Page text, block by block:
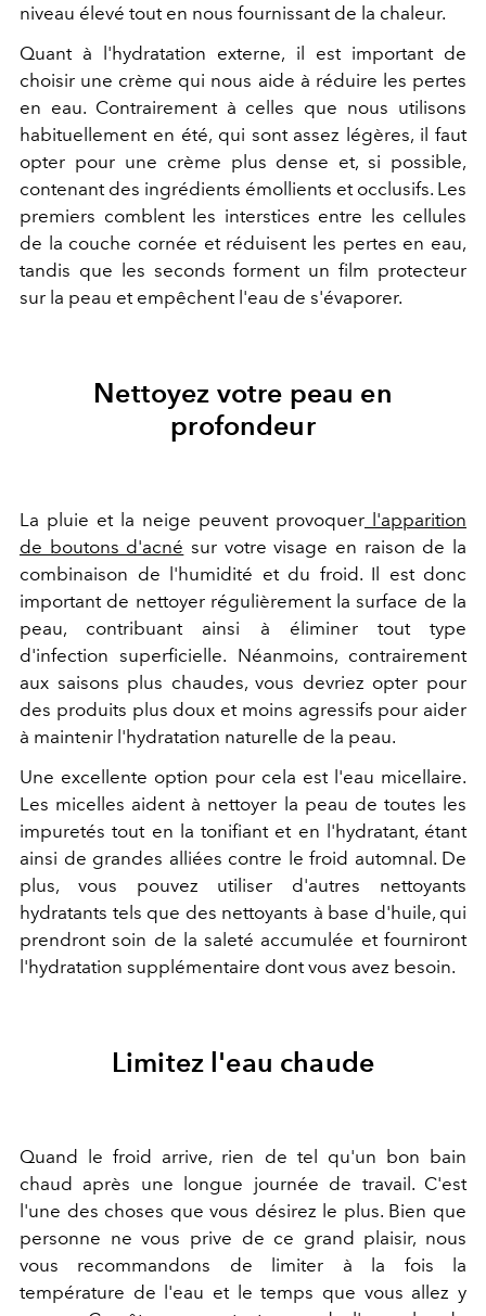
niveau élevé tout en nous fournissant de la chaleur.
Quant à l'hydratation externe, il est important de
choisir une crème qui nous aide à réduire les pertes
en eau. Contrairement à celles que nous utilisons
habituellement en été, qui sont assez légères, il faut
opter pour une crème plus dense et, si possible,
contenant des ingrédients émollients et occlusifs. Les
premiers comblent les interstices entre les cellules
de la couche cornée et réduisent les pertes en eau,
tandis que les seconds forment un film protecteur
sur la peau et empêchent l'eau de s'évaporer.
Nettoyez votre peau en
profondeur
La pluie et la neige peuvent provoquer l'apparition
de boutons d'acné sur votre visage en raison de la
combinaison de l'humidité et du froid. Il est donc
important de nettoyer régulièrement la surface de la
peau, contribuant ainsi à éliminer tout type
d'infection superficielle. Néanmoins, contrairement
aux saisons plus chaudes, vous devriez opter pour
des produits plus doux et moins agressifs pour aider
à maintenir l'hydratation naturelle de la peau.
Une excellente option pour cela est l'eau micellaire.
Les micelles aident à nettoyer la peau de toutes les
impuretés tout en la tonifiant et en l'hydratant, étant
ainsi de grandes alliées contre le froid automnal. De
plus, vous pouvez utiliser d'autres nettoyants
hydratants tels que des nettoyants à base d'huile, qui
prendront soin de la saleté accumulée et fourniront
l'hydratation supplémentaire dont vous avez besoin.
Limitez l'eau chaude
Quand le froid arrive, rien de tel qu'un bon bain
chaud après une longue journée de travail. C'est
l'une des choses que vous désirez le plus. Bien que
personne ne vous prive de ce grand plaisir, nous
vous recommandons de limiter à la fois la
température de l'eau et le temps que vous allez y